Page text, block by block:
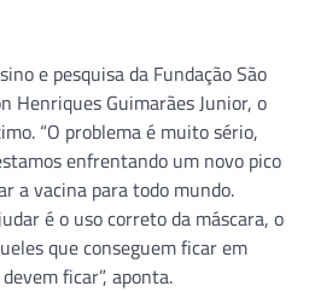
e pesquisa da Fundação São
Henriques Guimarães Junior, o
“O problema é muito sério,
enfrentando um novo pico
a vacina para todo mundo.
é o uso correto da máscara, o
que conseguem ficar em
ficar”, aponta.